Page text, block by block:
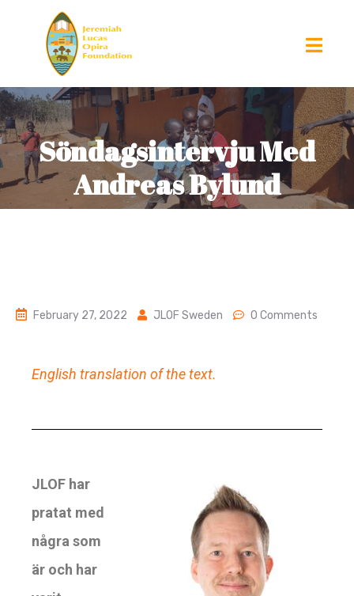
Söndagsintervju Med
Andreas Bylund
February 27, 2022 JLOF Sweden 0 Comments
English translation of the text.
JLOF har
pratat med
några som
är och har